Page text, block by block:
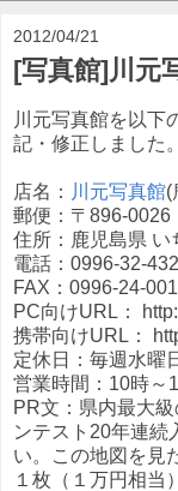
2012/04/21
[写真館]川元
川元写真館を以下
記・修正しました。
店名： 川元写真館(
郵便：〒896-0026
住所：鹿児島県 い
電話：0996-32-
FAX：0996-24-
PC向けURL：
携帯向けURL：
定休日：毎週水曜
営業時間：10時～
PR文：県内最大
ンテスト20年連続
い。この地図を見
１枚（１万円相当